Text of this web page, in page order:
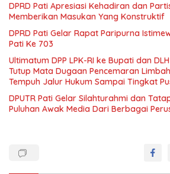
DPRD Pati Apresiasi Kehadiran dan
Memberikan Masukan Yang Konstruktif
DPRD Pati Gelar Rapat Paripurna
Pati Ke 703
Ultimatum DPP LPK-RI ke Bupati dan
Tutup Mata Dugaan Pencemaran
Tempuh Jalur Hukum Sampai Tingkat
DPUTR Pati Gelar Silahturahmi dan
Puluhan Awak Media Dari Berbagai